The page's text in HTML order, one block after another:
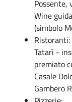
Possente,
Wine
(simbolo
Ristoranti:
Tatarì -
premiato
Casale
Gambero